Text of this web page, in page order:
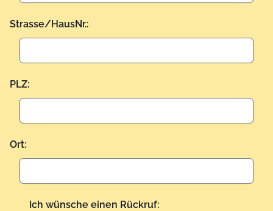
Strasse/HausNr.:
PLZ:
Ort:
Ich wünsche einen Rückruf: